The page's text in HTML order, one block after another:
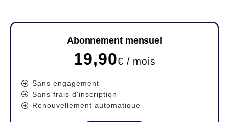
Abonnement mensuel
19,90€ / mois
Sans engagement
Sans frais d'inscription
Renouvellement automatique